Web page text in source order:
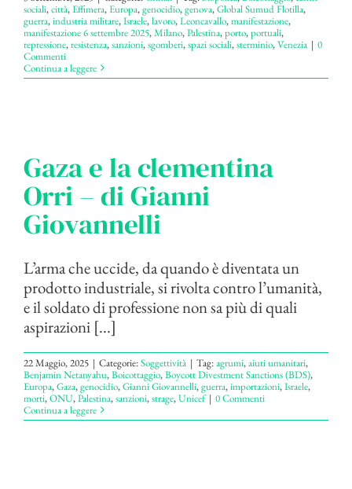
sociali,città,Effimera,Europa,genocidio,genova,Global Sumud Flotilla,
guerra,industria militare,Israele,lavoro,Leoncavallo,manifestazione,
manifestazione 6 settembre 2025,Milano,Palestina,porto,portuali,
repressione,resistenza,sanzioni,sgomberi,spazi sociali,sterminio,Venezia | 0
Commenti
Continua a leggere
Gaza e la clementina
Orri – di Gianni
Giovannelli
L’arma che uccide, da quando è diventata un
prodotto industriale, si rivolta contro l’umanità,
e il soldato di professione non sa più di quali
aspirazioni [...]
22 Maggio, 2025 | Categorie:Soggettività | Tag:agrumi,aiuti umanitari,
Benjamin Netanyahu,Boicottaggio,Boycott Divestment Sanctions (BDS),
Europa,Gaza,genocidio,Gianni Giovannelli,guerra,importazioni,Israele,
morti,ONU,Palestina,sanzioni,strage,Unicef | 0 Commenti
Continua a leggere